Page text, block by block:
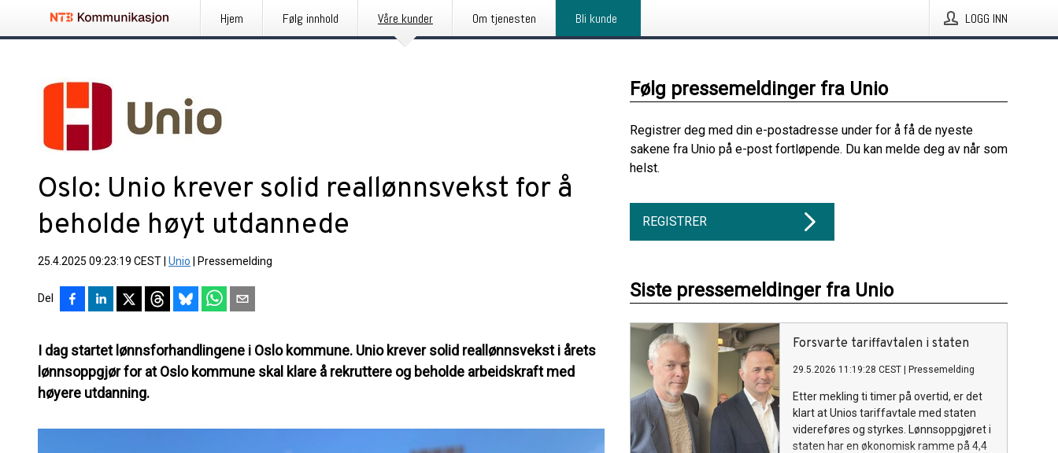
Hjem Følg innhold Våre kunder Om tjenesten Bli kunde LOGG INN
Oslo: Unio krever solid reallønnsvekst for å
beholde høyt utdannede
25.4.2025 09:23:19 CEST Unio Pressemelding
Del
I dag startet lønnsforhandlingene i Oslo kommune. Unio krever solid reallønnsvekst i årets
lønnsoppgjør for at Oslo kommune skal klare å rekruttere og beholde arbeidskraft med
høyere utdanning.
Følg pressemeldinger fra Unio
Registrer deg med din e-postadresse under for å få de nyeste
sakene fra Unio på e-post fortløpende. Du kan melde deg av når som
helst.
REGISTRER
Siste pressemeldinger fra Unio
Forsvarte tariffavtalen i staten
29.5.2026 11:19:28 CEST Pressemelding
Etter mekling ti timer på overtid, er det
klart at Unios tariffavtale med staten
videreføres og styrkes. Lønnsoppgjøret i
staten har en økonomisk ramme på 4,4